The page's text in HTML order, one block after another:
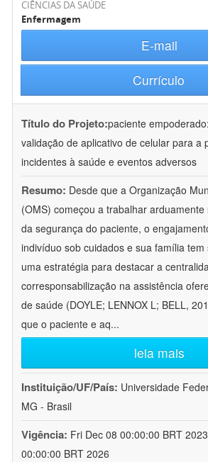
CIÊNCIAS DA SAÚDE
Enfermagem
E-mail
Currículo
Título do Projeto:paciente
validação de aplicativo de celular para a
incidentes à saúde e eventos adversos
Resumo: Desde que a Organização
(OMS) começou a trabalhar arduamente
da segurança do paciente, o
indivíduo sob cuidados e sua família tem
uma estratégia para destacar a
corresponsabilização na assistência
de saúde (DOYLE; LENNOX L; BELL,
que o paciente e aq...
leia mais
Instituição/UF/País: Universidade
MG - Brasil
Vigência: Fri Dec 08 00:00:00 BRT
00:00:00 BRT 2026